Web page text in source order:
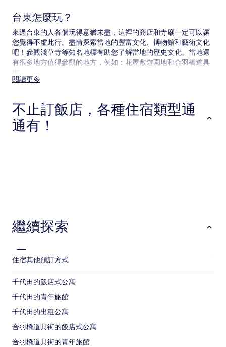
動，
可
能
受
他
制。
台東怎麼玩？
來過台東的人各個玩得意猶未盡，這裡的商店和寺廟一定可以讓
您覺得不虛此行。盡情探索當地的豐富文化、博物館和藝術文化
吧！參觀淺草寺等知名地標有助您了解當地的歷史文化。當地還
有很多地方值得參觀的地方，例如：花屋敷遊園地和合羽橋道具
街。
附近的機場：
台東距離羽田機場 (HND) 18.7 公里 (11.6 英里)
當地的車站如下：
入谷站
稻荷町站
台東有哪些玩樂景點？
淺草寺
吉原神社
雷門
隅田川
閱讀更多
不止訂飯店，各種住宿類型通
通有！
繼續探索
住宿其他預訂方式
千代田的飯店式公寓
千代田的青年旅館
千代田的出租公寓
合羽橋道具街的飯店式公寓
合羽橋道具街的青年旅館